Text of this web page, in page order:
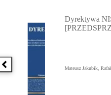
Poprzednia książka
Dyrektywa
Mateusz Jakubik,